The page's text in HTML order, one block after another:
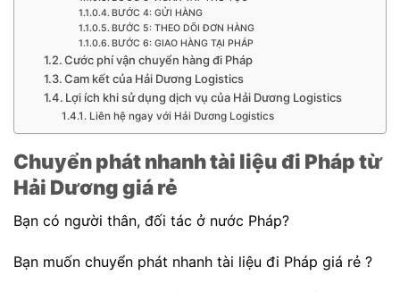
BƯỚC 4: GỬI HÀNG
BƯỚC 5: THEO DÕI ĐƠN HÀNG
BƯỚC 6: GIAO HÀNG TẠI PHÁP
Cước phí vận chuyển hàng đi Pháp
Cam kết của Hải Dương Logistics
Lợi ích khi sử dụng dịch vụ của Hải Dương Logistics
Liên hệ ngay với Hải Dương Logistics
Chuyển phát nhanh tài liệu đi Pháp từ
Hải Dương giá rẻ
Bạn có người thân, đối tác ở nước Pháp?
Bạn muốn chuyển phát nhanh tài liệu đi Pháp giá rẻ ?